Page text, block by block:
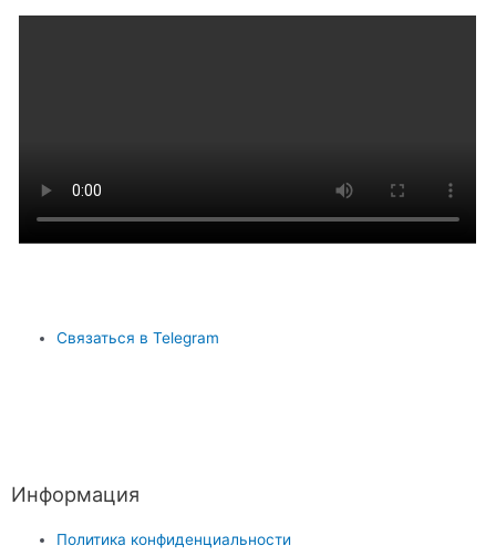
Связаться в Telegram
Информация
Политика конфиденциальности